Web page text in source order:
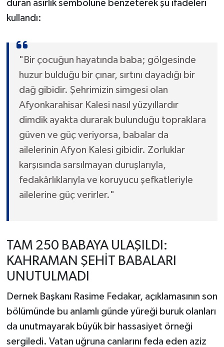
duran asırlık sembolüne benzeterek şu ifadeleri
kullandı:
"Bir çocuğun hayatında baba; gölgesinde
huzur bulduğu bir çınar, sırtını dayadığı bir
dağ gibidir. Şehrimizin simgesi olan
Afyonkarahisar Kalesi nasıl yüzyıllardır
dimdik ayakta durarak bulunduğu topraklara
güven ve güç veriyorsa, babalar da
ailelerinin Afyon Kalesi gibidir. Zorluklar
karşısında sarsılmayan duruşlarıyla,
fedakârlıklarıyla ve koruyucu şefkatleriyle
ailelerine güç verirler."
TAM 250 BABAYA ULAŞILDI:
KAHRAMAN ŞEHİT BABALARI
UNUTULMADI
Dernek Başkanı Rasime Fedakar, açıklamasının son
bölümünde bu anlamlı günde yüreği buruk olanları
da unutmayarak büyük bir hassasiyet örneği
sergiledi. Vatan uğruna canlarını feda eden aziz